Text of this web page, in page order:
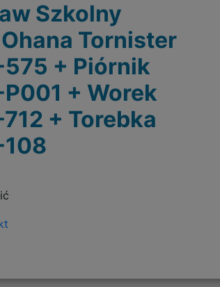
Szkolny
Tornister
+ Piórnik
+ Worek
+ Torebka
108